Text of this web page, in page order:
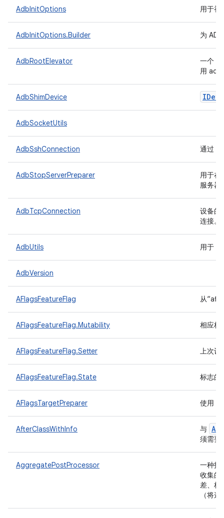
AdbInitOptions 用于
AdbInitOptions.Builder 为
AdbRootElevator 一个
用
AdbShimDevice
AdbSocketUtils
AdbSshConnection 通过
AdbStopServerPreparer
用于在
服务器
AdbTcpConnection
设备的
连接。
AdbUtils 用于
AdbVersion
AFlagsFeatureFlag 从
AFlagsFeatureFlag.Mutability 相应标
AFlagsFeatureFlag.Setter 上次设
AFlagsFeatureFlag.State 标志的
AFlagsTargetPreparer 使用
AfterClassWithInfo 与
须需要
AggregatePostProcessor
一种指
收集的
差、标
（将